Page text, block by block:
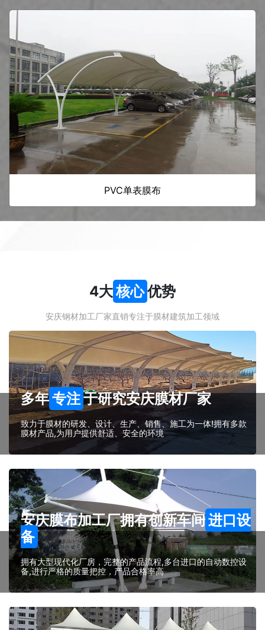
PVC单表膜布
4大核心优势
安庆钢材加工厂家直销专注于膜材建筑加工领域
多年专注于研究安庆膜材厂家
致力于膜材的研发、设计、生产、销售、施工为一体!拥有多款
膜材产品,为用户提供舒适、安全的环境
安庆膜布加工厂拥有创新车间进口设
备
拥有大型现代化厂房，完整的产品流程,多台进口的自动数控设
备,进行严格的质量把控，产品合格率高